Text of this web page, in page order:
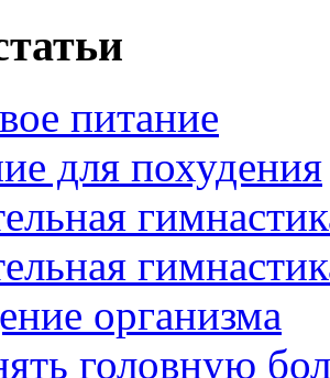
питание
для похудения
организма
головную